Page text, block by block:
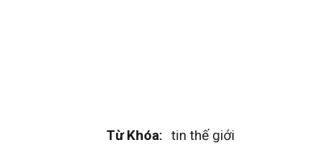
Từ Khóa: tin thế giới